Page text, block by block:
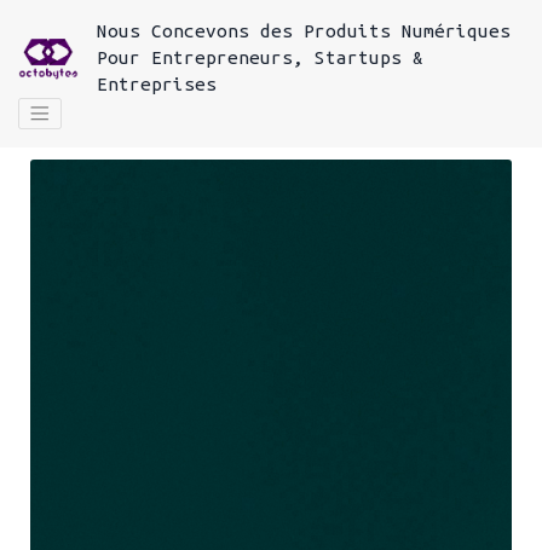
NousConcevons des Produits Numériques
Pour
Entrepreneurs, Startups &
Entreprises